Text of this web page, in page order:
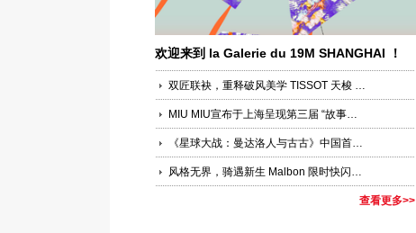
欢迎来到 la Galerie du 19M SHANGHAI ！
双匠联袂，重释破风美学 TISSOT 天梭 × PINARELLO 皮纳瑞罗联合新品发布活动于上海圆满落幕
MIU MIU宣布于上海呈现第三届 “故事与叙事者”
《星球大战：曼达洛人与古古》中国首映礼盛大举办 银河史诗于上海科技馆再度启幕，全方位点燃星际冒险狂欢
风格无界，骑遇新生 Malbon 限时快闪空间登陆上海嘉里中心，发布首个“中国马年”限定系列
查看更多>>